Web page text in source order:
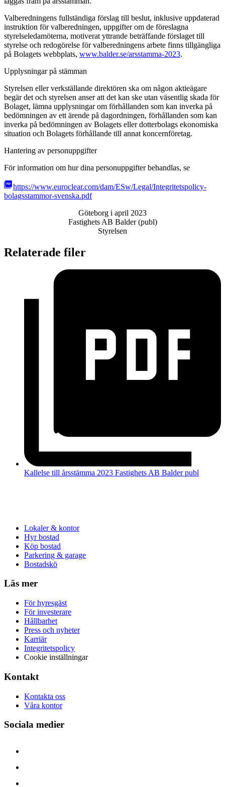
Valberedningens fullständiga förslag till beslut, inklusive uppdaterad
instruktion för valberedningen, uppgifter om de föreslagna
styrelseledamöterna, motiverat yttrande beträffande förslaget till
styrelse och redogörelse för valberedningens arbete finns tillgängliga
på Bolagets webbplats, www.balder.se/arsstamma-2023.
Upplysningar på stämman
Styrelsen eller verkställande direktören ska om någon aktieägare
begär det och styrelsen anser att det kan ske utan väsentlig skada för
Bolaget, lämna upplysningar om förhållanden som kan inverka på
bedömningen av ett ärende på dagordningen, förhållanden som kan
inverka på bedömningen av Bolagets eller dotterbolags ekonomiska
situation och Bolagets förhållande till annat koncernföretag.
Hantering av personuppgifter
För information om hur dina personuppgifter behandlas, se
https://www.euroclear.com/dam/ESw/Legal/Integritetspolicy-
bolagsstammor-svenska.pdf
Göteborg i april 2023
Fastighets AB Balder (publ)
Styrelsen
Relaterade filer
Kallelse till årsstämma 2023 Fastighets AB Balder publ
Lokaler & kontor
Hyr bostad
Köp bostad
Parkering & garage
Bostadskö
Läs mer
För hyresgäst
För investerare
Hållbarhet
Press och nyheter
Karriär
Integritetspolicy
Cookie inställningar
Kontakt
Kontakta oss
Våra kontor
Sociala medier